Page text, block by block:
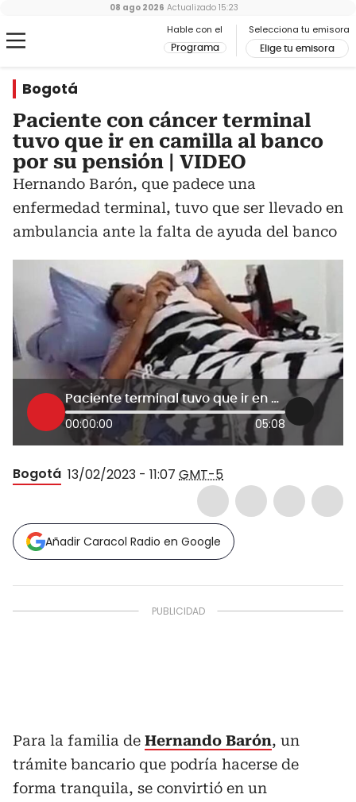
Hable con el
Programa
Selecciona tu emisora
Elige tu emisora
08 ago 2026 Actualizado 15:23
Bogotá
Paciente con cáncer terminal
tuvo que ir en camilla al banco
por su pensión | VIDEO
Hernando Barón, que padece una
enfermedad terminal, tuvo que ser llevado en
ambulancia ante la falta de ayuda del banco
Paciente terminal tuvo que ir en camilla al banco a reclamar su pensión
00:00:00 05:08
Bogotá 13/02/2023 - 11:07 GMT-5
Añadir Caracol Radio en Google
Para la familia de Hernando Barón, un
trámite bancario que podría hacerse de
forma tranquila, se convirtió en un